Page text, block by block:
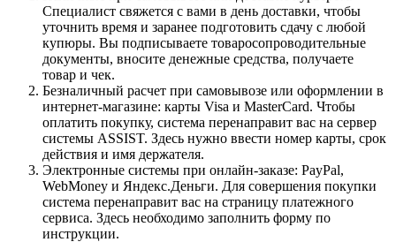
Специалист свяжется с вами в день доставки, чтобы
уточнить время и заранее подготовить сдачу с любой
купюры. Вы подписываете товаросопроводительные
документы, вносите денежные средства, получаете
товар и чек.
Безналичный расчет при самовывозе или оформлении в
интернет-магазине: карты Visa и MasterCard. Чтобы
оплатить покупку, система перенаправит вас на сервер
системы ASSIST. Здесь нужно ввести номер карты, срок
действия и имя держателя.
Электронные системы при онлайн-заказе: PayPal,
WebMoney и Яндекс.Деньги. Для совершения покупки
система перенаправит вас на страницу платежного
сервиса. Здесь необходимо заполнить форму по
инструкции.